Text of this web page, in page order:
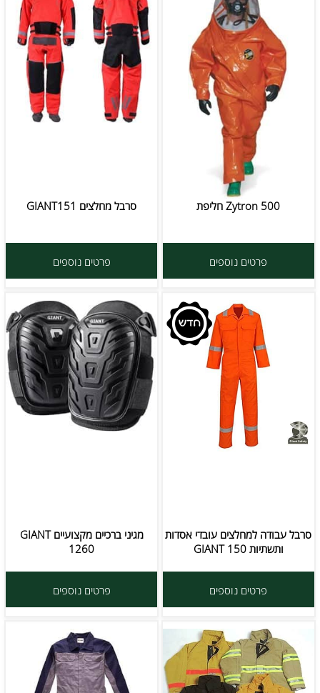
Zytron 500 חליפת
פרטים נוספים
סרבל מחלצים GIANT151
פרטים נוספים
סרבל עבודה למחלצים עובדי אסדות
ותשתיות GIANT 150
פרטים נוספים
מגיני ברכיים מקצועיים GIANT
1260
פרטים נוספים